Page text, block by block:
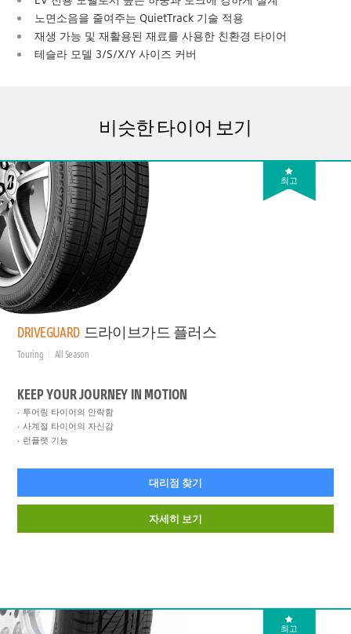
노면소음을 줄여주는 QuietTrack 기술 적용
재생 가능 및 재활용된 재료를 사용한 친환경 타이어
테슬라 모델 3/S/X/Y 사이즈 커버
비슷한 타이어 보기
최고
DRIVEGUARD 드라이브가드 플러스
Touring All Season
KEEP YOUR JOURNEY IN MOTION
투어링 타이어의 안락함
사계절 타이어의 자신감
런플랫 기능
대리점 찾기
자세히 보기
최고